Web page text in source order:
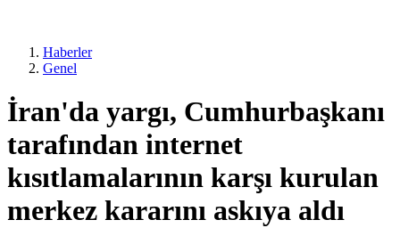
Haberler
Genel
İran'da yargı, Cumhurbaşkanı
tarafından internet
kısıtlamalarının karşı kurulan
merkez kararını askıya aldı